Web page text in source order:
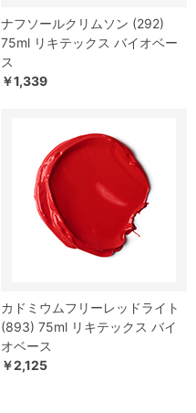
ナフソールクリムソン (292)
75ml リキテックス バイオベー
ス
￥1,339
カドミウムフリーレッドライト
(893) 75ml リキテックス バイ
オベース
￥2,125